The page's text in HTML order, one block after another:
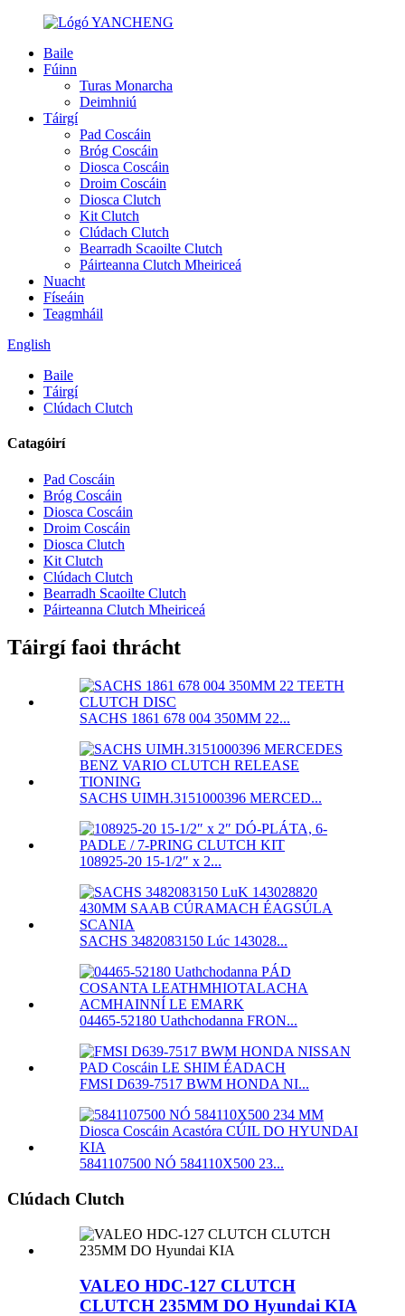
Baile
Fúinn
Turas Monarcha
Deimhniú
Táirgí
Pad Coscáin
Bróg Coscáin
Diosca Coscáin
Droim Coscáin
Diosca Clutch
Kit Clutch
Clúdach Clutch
Bearradh Scaoilte Clutch
Páirteanna Clutch Mheiriceá
Nuacht
Físeáin
Teagmháil
English
Baile
Táirgí
Clúdach Clutch
Catagóirí
Pad Coscáin
Bróg Coscáin
Diosca Coscáin
Droim Coscáin
Diosca Clutch
Kit Clutch
Clúdach Clutch
Bearradh Scaoilte Clutch
Páirteanna Clutch Mheiriceá
Táirgí faoi thrácht
SACHS 1861 678 004 350MM 22...
SACHS UIMH.3151000396 MERCED...
108925-20 15-1/2″ x 2...
SACHS 3482083150 Lúc 143028...
04465-52180 Uathchodanna FRON...
FMSI D639-7517 BWM HONDA NI...
5841107500 NÓ 584110X500 23...
Clúdach Clutch
VALEO HDC-127 CLUTCH
CLUTCH 235MM DO Hyundai KIA